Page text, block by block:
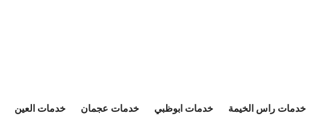
خدمات راس الخيمة خدمات ابوظبي خدمات عجمان خدمات العين